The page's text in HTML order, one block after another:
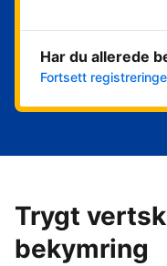
Har du allerede
Fortsett
Trygt
bekymring